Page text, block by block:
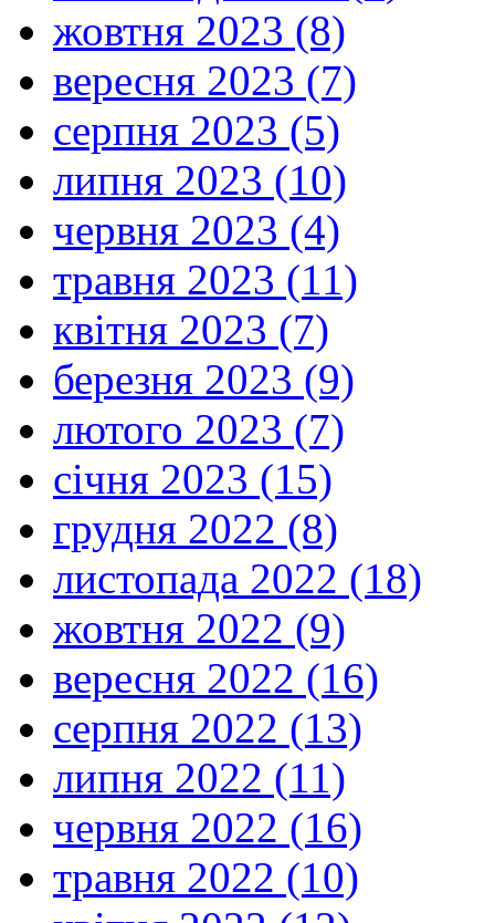
жовтня 2023 (8)
вересня 2023 (7)
серпня 2023 (5)
липня 2023 (10)
червня 2023 (4)
травня 2023 (11)
квітня 2023 (7)
березня 2023 (9)
лютого 2023 (7)
січня 2023 (15)
грудня 2022 (8)
листопада 2022 (18)
жовтня 2022 (9)
вересня 2022 (16)
серпня 2022 (13)
липня 2022 (11)
червня 2022 (16)
травня 2022 (10)